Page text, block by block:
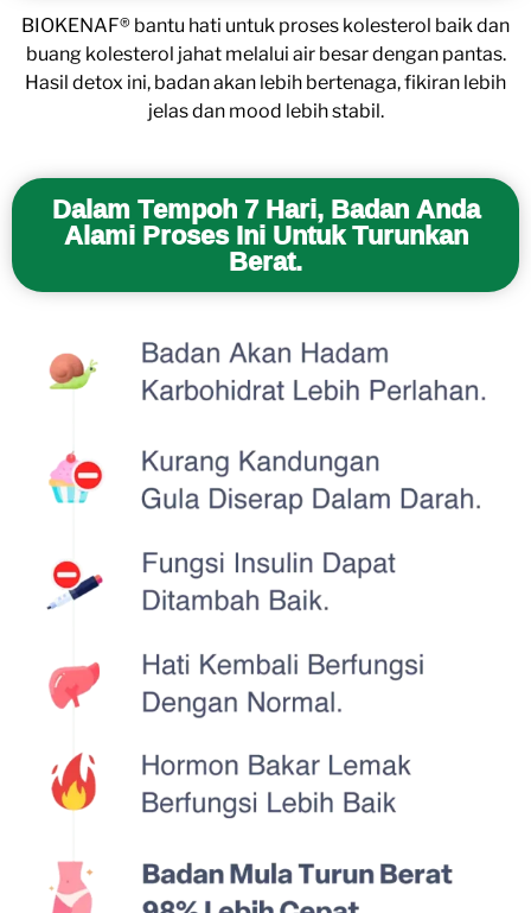
BIOKENAF® bantu hati untuk proses kolesterol baik dan
buang kolesterol jahat melalui air besar dengan pantas.
Hasil detox ini, badan akan lebih bertenaga, fikiran lebih
jelas dan mood lebih stabil.
Dalam Tempoh 7 Hari, Badan Anda
Alami Proses Ini Untuk Turunkan
Berat.